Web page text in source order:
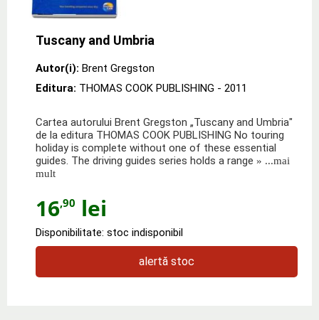
Tuscany and Umbria
Autor(i): Brent Gregston
Editura: THOMAS COOK PUBLISHING - 2011
Cartea autorului Brent Gregston „Tuscany and Umbria"
de la editura THOMAS COOK PUBLISHING No touring
holiday is complete without one of these essential
guides. The driving guides series holds a range » ...mai
mult
16,90 lei
Disponibilitate: stoc indisponibil
alertă stoc